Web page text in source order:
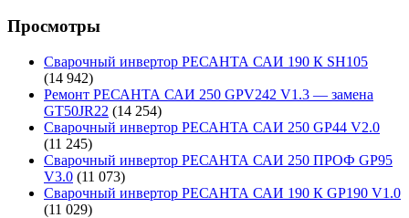
Просмотры
Сварочный инвертор РЕСАНТА САИ 190 К SH105
(14 942)
Ремонт РЕСАНТА САИ 250 GPV242 V1.3 — замена
GT50JR22 (14 254)
Сварочный инвертор РЕСАНТА САИ 250 GP44 V2.0
(11 245)
Сварочный инвертор РЕСАНТА САИ 250 ПРОФ GP95
V3.0 (11 073)
Сварочный инвертор РЕСАНТА САИ 190 К GP190 V1.0
(11 029)